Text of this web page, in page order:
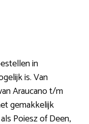
in
is. Van
Araucano t/m
gemakkelijk
Poiesz of Deen,